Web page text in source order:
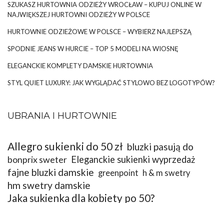
SZUKASZ HURTOWNIA ODZIEŻY WROCŁAW – KUPUJ ONLINE W
NAJWIĘKSZEJ HURTOWNI ODZIEŻY W POLSCE
HURTOWNIE ODZIEŻOWE W POLSCE – WYBIERZ NAJLEPSZĄ
SPODNIE JEANS W HURCIE – TOP 5 MODELI NA WIOSNĘ
ELEGANCKIE KOMPLETY DAMSKIE HURTOWNIA
STYL QUIET LUXURY: JAK WYGLĄDAĆ STYLOWO BEZ LOGOTYPÓW?
UBRANIA I HURTOWNIE
Allegro sukienki do 50 zł bluzki pasują do
bonprix sweter Eleganckie sukienki wyprzedaż
fajne bluzki damskie greenpoint h & m swetry
hm swetry damskie
Jaka sukienka dla kobiety po 50?